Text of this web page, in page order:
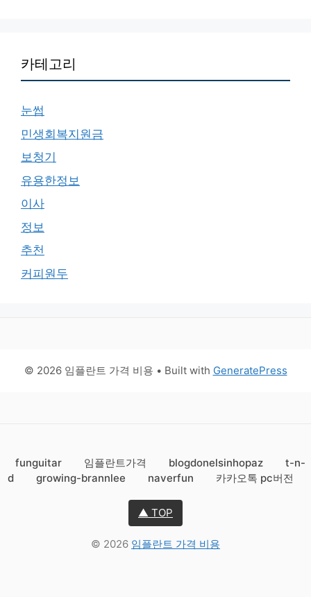
카테고리
눈썹
민생회복지원금
보청기
유용한정보
이사
정보
추천
커피원두
© 2026 임플란트 가격 비용 • Built with GeneratePress
funguitar 임플란트가격 blogdonelsinhopaz
t-n-
d
growing-brannlee naverfun 카카오톡 pc버전
▲ TOP
© 2026 임플란트 가격 비용